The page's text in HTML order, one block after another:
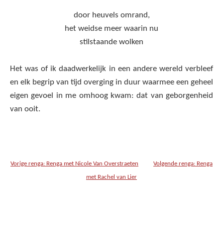
door heuvels omrand,
het weidse meer waarin nu
stilstaande wolken
Het was of ik daadwerkelijk in een andere wereld verbleef
en elk begrip van tijd overging in duur waarmee een geheel
eigen gevoel in me omhoog kwam: dat van geborgenheid
van ooit.
Vorige renga: Renga met Nicole Van Overstraeten Volgende renga: Renga
met Rachel van Lier